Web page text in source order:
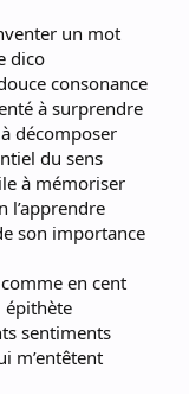
un mot
dico
consonance
à surprendre
décomposer
du sens
à mémoriser
l’apprendre
son importance
en cent
épithète
sentiments
m’entêtent